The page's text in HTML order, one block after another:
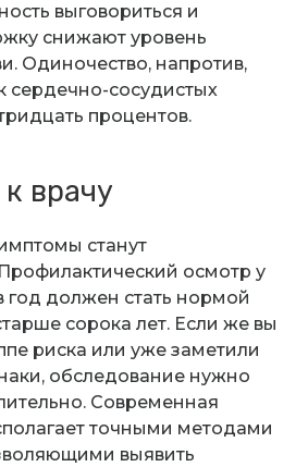
выговориться и
снижают уровень
Одиночество, напротив,
сердечно-сосудистых
процентов.
врачу
станут
осмотр у
год должен стать нормой
сорока лет. Если же вы
риска или уже заметили
обследование нужно
Современная
точными методами
выявить